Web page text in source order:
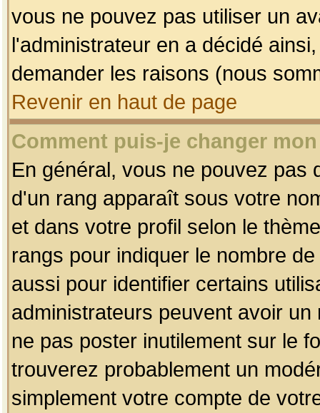
vous ne pouvez pas utiliser un
l'administrateur en a décidé
demander les raisons (nous
Revenir en haut de page
Comment puis-je changer
En général, vous ne pouvez pas
d'un rang apparaît sous votre
et dans votre profil selon le
rangs pour indiquer le nombre
aussi pour identifier certains
administrateurs peuvent avoir
ne pas poster inutilement sur le
trouverez probablement un
simplement votre compte de